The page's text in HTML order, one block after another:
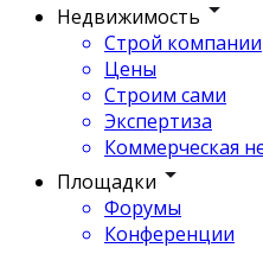
Недвижимость
Строй компании
Цены
Строим сами
Экспертиза
Коммерческая
Площадки
Форумы
Конференции